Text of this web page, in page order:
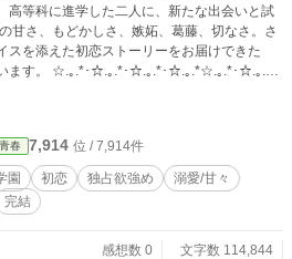
高等科に進学した二人に、新たな出会いと試
さ、もどかしさ、嫉妬、葛藤、切なさ。さ
スを添えた初恋ストーリーをお届けできた
ます。 ☆.｡.*･☆.｡.*･☆.｡.*･☆.｡.*☆.｡.*･☆.｡.*･
翡翠の道』の続編です。 ◆本文、画像
青春 7,914 位 / 7,914件
園 初恋 独占欲強め
溺愛/甘々
完結
感想数 0
文字数 114,844